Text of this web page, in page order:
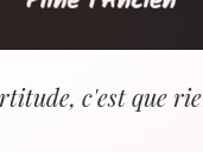
c'est que